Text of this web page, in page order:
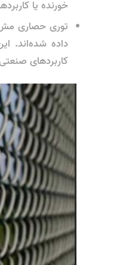
خورنده یا
داده شده‌اند.
کاربردهای